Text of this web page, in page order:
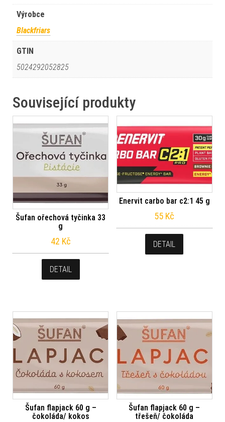
Výrobce
Blackfriars
GTIN
5024292052825
Související produkty
Šufan ořechová tyčinka 33
g
42 Kč
DETAIL
Enervit carbo bar c2:1 45 g
55 Kč
DETAIL
Šufan flapjack 60 g –
čokoláda/ kokos
Šufan flapjack 60 g –
třešeň/ čokoláda